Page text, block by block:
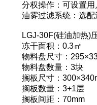
分权操作：可设置
油雾过滤系统：选
LGJ-30F(硅油加热)
冻干面积：0.3㎡
物料盘尺寸：
物料盘数量：3块
搁板尺寸：
搁板数量：3+1层
搁板间距：70mm